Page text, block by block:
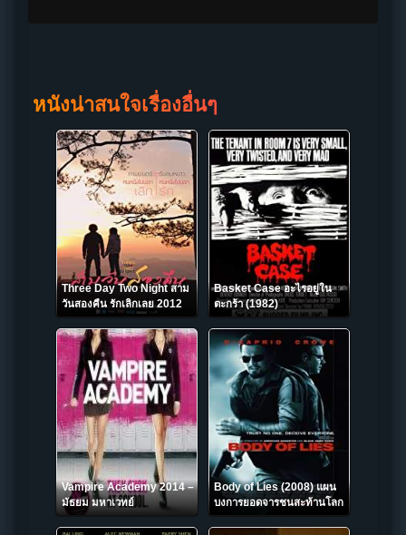
หนังน่าสนใจเรื่องอื่นๆ
Three Day Two Night สาม
วันสองคืน รักเลิกเลย 2012
Basket Case อะไรอยู่ใน
ตะกร้า (1982)
Vampire Academy 2014 –
มัธยม มหาเวทย์
Body of Lies (2008) แผน
บงการยอดจารชนสะท้านโลก